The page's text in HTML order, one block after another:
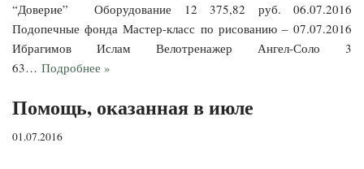
“Доверие” Оборудование 12 375,82 руб. 06.07.2016
Подопечные фонда Мастер-класс по рисованию – 07.07.2016
Ибрагимов Ислам Велотренажер Ангел-Соло 3
63… Подробнее »
Помощь, оказанная в июле
01.07.2016